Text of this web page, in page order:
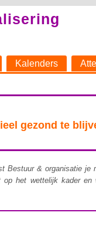
Kalenders
gezond te
& organisatie
het wettelijk kader